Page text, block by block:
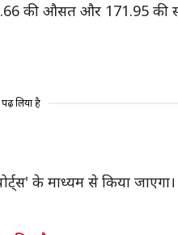
की औसत और 171.95 की
पढ़ लिया है
के माध्यम से किया